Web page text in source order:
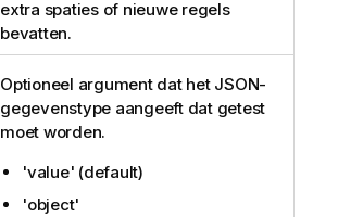
extra spaties of nieuwe regels
bevatten.
Optioneel argument dat het JSON-
gegevenstype aangeeft dat getest
moet worden.
'value' (default)
'object'